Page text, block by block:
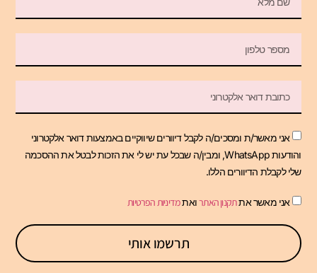
אני מאשר/ת ומסכים/ה לקבל דיוורים שיווקיים באמצעות דואר אלקטרוני
והודעות WhatsApp, ומבין/ה שבכל עת יש לי את הזכות לבטל את ההסכמה
שלי לקבלת הדיוורים הללו.
אני מאשר אתתקנון האתרואתמדיניות הפרטיות
תרשמו אותי